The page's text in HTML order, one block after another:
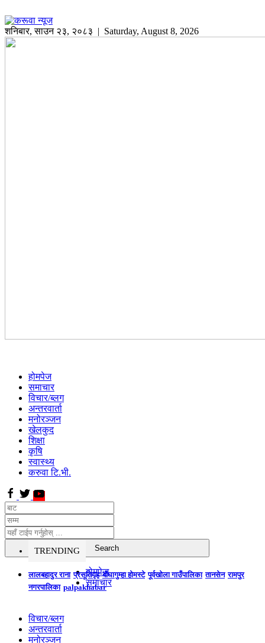
शनिबार,साउन २३, २०८३ | Saturday, August 8, 2026
होमपेज
समाचार
विचार/ब्लग
अन्तरवार्ता
मनोरञ्जन
खेलकुद
शिक्षा
कृषि
स्वास्थ्य
करुवा टि.भी.
TRENDING
लालबहादुर राना प्रसूतिगृह बौघागुम्हा होमस्टे पूर्वखोला गाउँपालिका तानसेन रामपुर
नगरपालिका palpakhabar
होमपेज
समाचार
विचार/ब्लग
अन्तरवार्ता
मनोरञ्जन